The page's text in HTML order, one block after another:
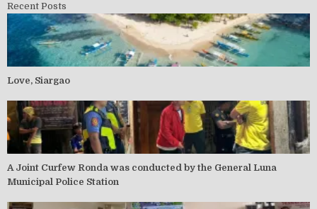
Recent Posts
Love, Siargao
A Joint Curfew Ronda was conducted by the General Luna
Municipal Police Station